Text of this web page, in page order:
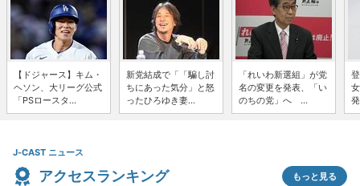
【ドジャース】キム・
ヘソン、大リーグ公式
「PSロースタ...
新党結成で「「騙し討
ちにあった気分」と怒
ったひろゆき妻...
「れいわ新選組」が党
名の変更を発表、「い
のちの党」へ ...
J-CAST ニュース
アクセスランキング もっと見る